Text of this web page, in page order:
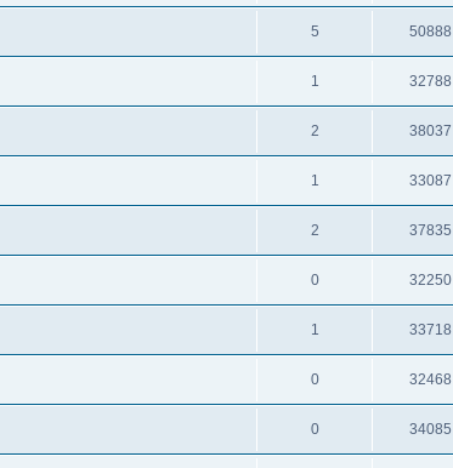
5 50888
1 32788
2 38037
1 33087
2 37835
0 32250
1 33718
0 32468
0 34085